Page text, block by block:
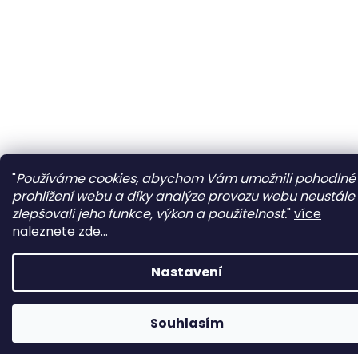
"Používáme cookies, abychom Vám umožnili pohodlné
prohlížení webu a díky analýze provozu webu neustále
zlepšovali jeho funkce, výkon a použitelnost."více
naleznete zde...
Nastavení
Souhlasím